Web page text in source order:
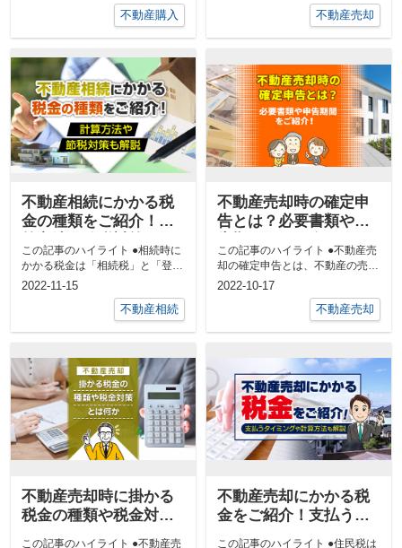
不動産購入
不動産売却
不動産相続にかかる税
金の種類をご紹介！計
説
この記事のハイライト ●相続時に
かかる税金は「相続税」と「登録
免許税」の2種類があ...
2022-11-15
不動産相続
不動産売却時の確定申
告とは？必要書類や申
この記事のハイライト ●不動産売
却の確定申告とは、不動産の売却
益を申告して譲渡所得...
2022-10-17
不動産売却
不動産売却時に掛かる
税金の種類や税金対策
とは何か
この記事のハイライト ●不動産売
不動産売却にかかる税
金をご紹介！支払うタ
イミングや計算方法も
この記事のハイライト ●住民税は